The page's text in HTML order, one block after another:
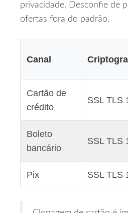
privacidade. Desconfie de
ofertas fora do padrão.
Canal
Cartão de
crédito
SSL TLS
Boleto
bancário
SSL TLS
Pix SSL TLS